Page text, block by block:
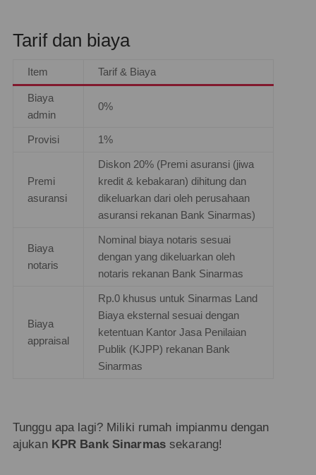
Tarif dan biaya
Item Tarif & Biaya
Biaya
admin
0%
Provisi 1%
Premi
asuransi
Diskon 20% (Premi asuransi (jiwa
kredit & kebakaran) dihitung dan
dikeluarkan dari oleh perusahaan
asuransi rekanan Bank Sinarmas)
Biaya
notaris
Nominal biaya notaris sesuai
dengan yang dikeluarkan oleh
notaris rekanan Bank Sinarmas
Biaya
appraisal
Rp.0 khusus untuk Sinarmas Land
Biaya eksternal sesuai dengan
ketentuan Kantor Jasa Penilaian
Publik (KJPP) rekanan Bank
Sinarmas
Tunggu apa lagi? Miliki rumah impianmu dengan
ajukan KPR Bank Sinarmassekarang!